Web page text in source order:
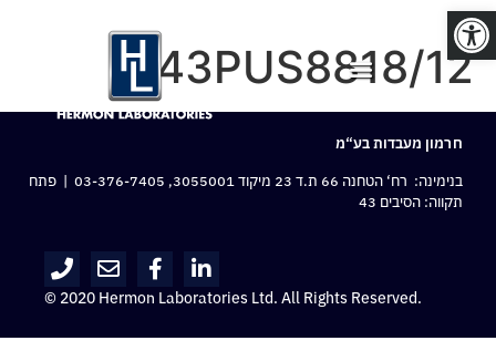
פתח סרגל נגישות
43PUS8818/12
חרמון מעבדות בע“מ
בנימינה: רח‘ הטחנה 66 ת.ד 23 מיקוד 3055001,
03-376-7405 | פתח
תקווה: הסיבים 43
© 2020 Hermon Laboratories Ltd. All Rights Reserved.